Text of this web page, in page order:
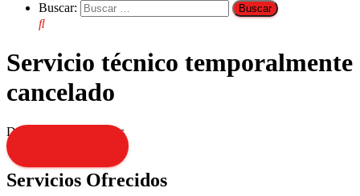
Buscar:
Servicio técnico temporalmente
cancelado
Disculpen las molestias
Servicios Ofrecidos